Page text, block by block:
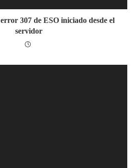
307 de ESO iniciado desde el
servidor